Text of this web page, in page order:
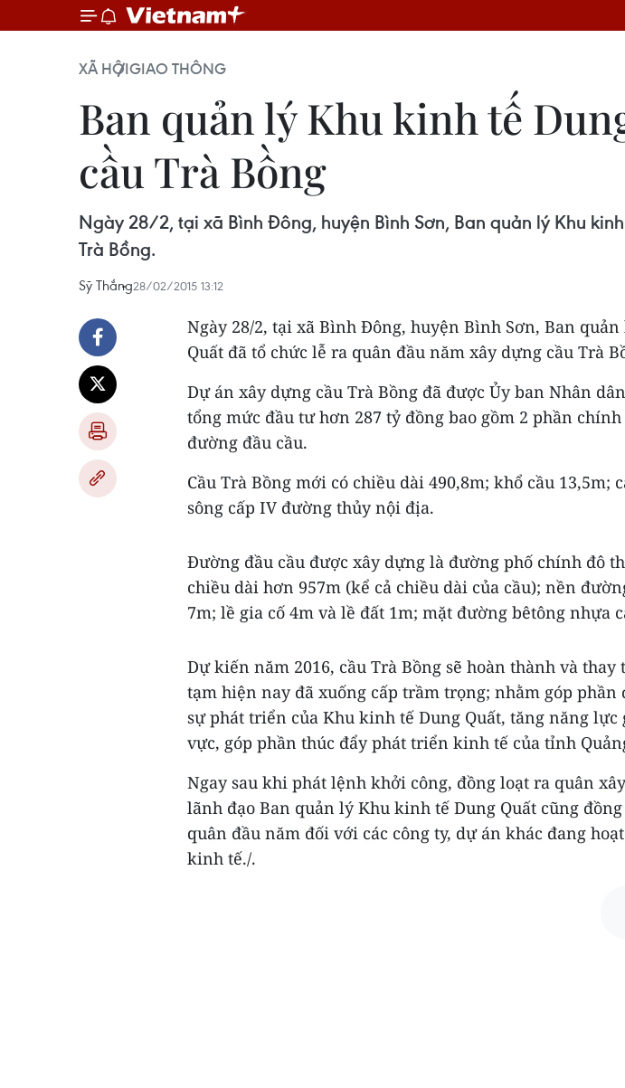
XÃ HỘIGIAO THÔNG
Ban quản lý Khu kinh tế
cầu Trà Bồng
Ngày 28/2, tại xã Bình Đông, huyện Bình Sơn, Ban quản lý Khu
Trà Bồng.
Sỹ Thắng28/02/2015 13:12
Ngày 28/2, tại xã Bình Đông, huyện Bình Sơn, Ban
Quất đã tổ chức lễ ra quân đầu năm xây dựng cầu Trà
Dự án xây dựng cầu Trà Bồng đã được Ủy ban Nhân
tổng mức đầu tư hơn 287 tỷ đồng bao gồm 2 phần
đường đầu cầu.
Cầu Trà Bồng mới có chiều dài 490,8m; khổ cầu 13,5m;
sông cấp IV đường thủy nội địa.
Đường đầu cầu được xây dựng là đường phố chính đô
chiều dài hơn 957m (kể cả chiều dài của cầu); nền
7m; lề gia cố 4m và lề đất 1m; mặt đường bêtông nhựa
Dự kiến năm 2016, cầu Trà Bồng sẽ hoàn thành và thay
tạm hiện nay đã xuống cấp trầm trọng; nhằm góp phần
sự phát triển của Khu kinh tế Dung Quất, tăng năng
vực, góp phần thúc đẩy phát triển kinh tế của tỉnh
Ngay sau khi phát lệnh khởi công, đồng loạt ra quân
lãnh đạo Ban quản lý Khu kinh tế Dung Quất cũng
quân đầu năm đối với các công ty, dự án khác đang
kinh tế./.